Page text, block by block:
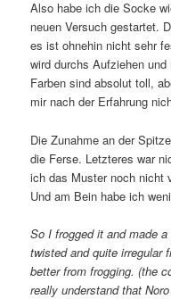
Also habe ich die Socke
neuen Versuch gestartet.
es ist ohnehin nicht sehr
wird durchs Aufziehen
Farben sind absolut toll,
mir nach der Erfahrung
Die Zunahme an der
die Ferse. Letzteres war
ich das Muster noch nicht
Und am Bein habe ich
So I frogged it and made
twisted and quite irregular
better from frogging. (the
really understand that